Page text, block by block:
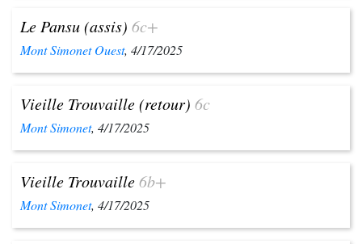
Le Pansu (assis) 6c+
Mont Simonet Ouest, 4/17/2025
Vieille Trouvaille (retour) 6c
Mont Simonet, 4/17/2025
Vieille Trouvaille6b+
Mont Simonet, 4/17/2025